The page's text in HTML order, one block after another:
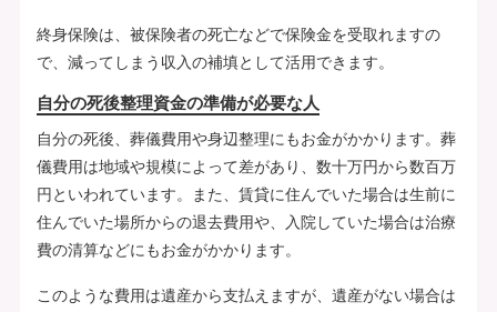
終身保険は、被保険者の死亡などで保険金を受取れますの
で、減ってしまう収入の補填として活用できます。
自分の死後整理資金の準備が必要な人
自分の死後、葬儀費用や身辺整理にもお金がかかります。葬
儀費用は地域や規模によって差があり、数十万円から数百万
円といわれています。また、賃貸に住んでいた場合は生前に
住んでいた場所からの退去費用や、入院していた場合は治療
費の清算などにもお金がかかります。
このような費用は遺産から支払えますが、遺産がない場合は